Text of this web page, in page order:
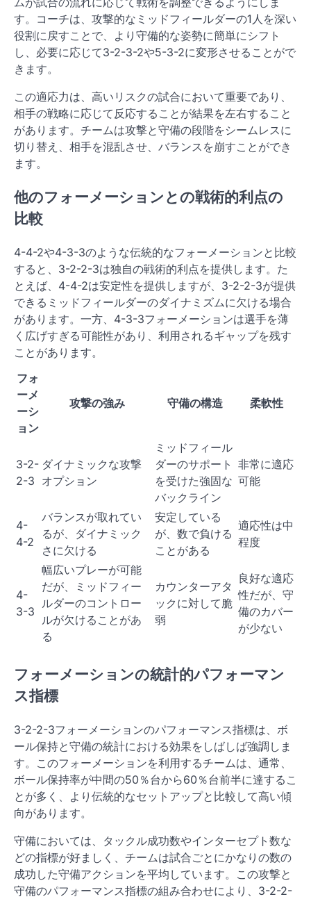
す。コーチは、攻撃的なミッドフィールダーの1人を深い
役割に戻すことで、より守備的な姿勢に簡単にシフト
し、必要に応じて3-2-3-2や5-3-2に変形させることがで
きます。
この適応力は、高いリスクの試合において重要であり、
相手の戦略に応じて反応することが結果を左右すること
があります。チームは攻撃と守備の段階をシームレスに
切り替え、相手を混乱させ、バランスを崩すことができ
ます。
他のフォーメーションとの戦術的利点の
比較
4-4-2や4-3-3のような伝統的なフォーメーションと比較
すると、3-2-2-3は独自の戦術的利点を提供します。た
とえば、4-4-2は安定性を提供しますが、3-2-2-3が提供
できるミッドフィールダーのダイナミズムに欠ける場合
があります。一方、4-3-3フォーメーションは選手を薄
く広げすぎる可能性があり、利用されるギャップを残す
ことがあります。
フォ
ーメ
ーシ
ョン
攻撃の強み 守備の構造 柔軟性
3-2-
2-3
ダイナミックな攻撃
オプション
ミッドフィール
ダーのサポート
を受けた強固な
バックライン
非常に適応
可能
4-
4-2
バランスが取れてい
るが、ダイナミック
さに欠ける
安定している
が、数で負ける
ことがある
適応性は中
程度
4-
3-3
幅広いプレーが可能
だが、ミッドフィー
ルダーのコントロー
ルが欠けることがあ
る
カウンターアタ
ックに対して脆
弱
良好な適応
性だが、守
備のカバー
が少ない
フォーメーションの統計的パフォーマン
ス指標
3-2-2-3フォーメーションのパフォーマンス指標は、ボ
ール保持と守備の統計における効果をしばしば強調しま
す。このフォーメーションを利用するチームは、通常、
ボール保持率が中間の50％台から60％台前半に達するこ
とが多く、より伝統的なセットアップと比較して高い傾
向があります。
守備においては、タックル成功数やインターセプト数な
どの指標が好ましく、チームは試合ごとにかなりの数の
成功した守備アクションを平均しています。この攻撃と
守備のパフォーマンス指標の組み合わせにより、3-2-2-